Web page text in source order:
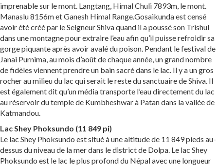
imprenable sur le mont. Langtang, Himal Chuli 7893m, le mont.
Manaslu 8156m et Ganesh Himal Range.Gosaikunda est censé
avoir été créé par le Seigneur Shiva quand il a poussé son Trishul
dans une montagne pour extraire l’eau afin qu’il puisse refroidir sa
gorge piquante après avoir avalé du poison. Pendant le festival de
Janai Purnima, au mois d’août de chaque année, un grand nombre
de fidèles viennent prendre un bain sacré dans le lac. Il y a un gros
rocher au milieu du lac qui serait le reste du sanctuaire de Shiva. Il
est également dit qu’un média transporte l’eau directement du lac
au réservoir du temple de Kumbheshwar à Patan dans la vallée de
Katmandou.
Lac Shey Phoksundo (11 849 pi)
Le lac Shey Phoksundo est situé à une altitude de 11 849 pieds au-
dessus du niveau de la mer dans le district de Dolpa. Le lac Shey
Phoksundo est le lac le plus profond du Népal avec une longueur